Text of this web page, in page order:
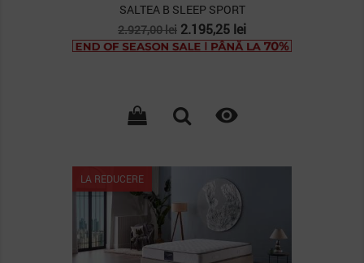
SALTEA B SLEEP SPORT
Pret
de
2.927,00 lei Pret
2.195,25 lei

LA REDUCERE